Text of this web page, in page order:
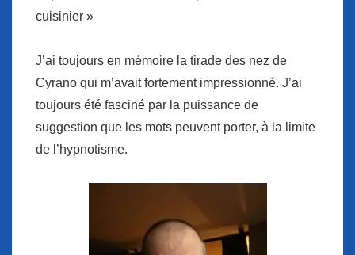
cuisinier »
J’ai toujours en mémoire la tirade des nez de
Cyrano qui m’avait fortement impressionné. J’ai
toujours été fasciné par la puissance de
suggestion que les mots peuvent porter, à la limite
de l’hypnotisme.